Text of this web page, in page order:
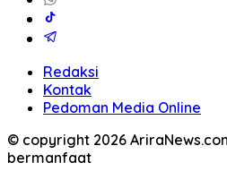
Redaksi
Kontak
Pedoman Media Online
© copyright 2026
bermanfaat